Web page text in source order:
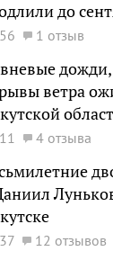
до
1 отзыв
дожди,
ветра
4 отзыва
12 отзывов